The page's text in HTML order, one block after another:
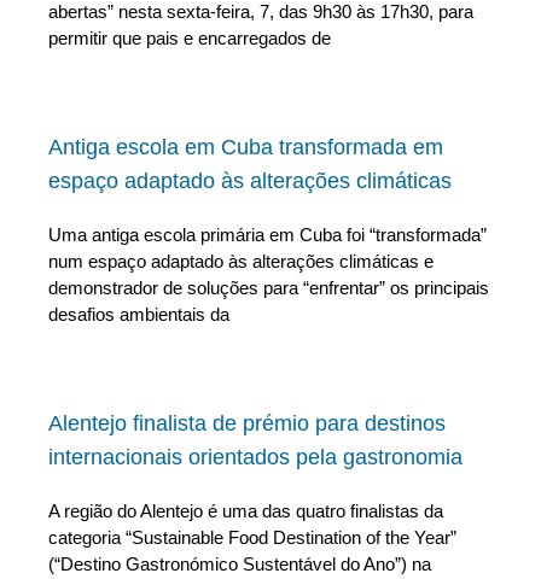
abertas” nesta sexta-feira, 7, das 9h30 às 17h30, para
permitir que pais e encarregados de
Antiga escola em Cuba transformada em
espaço adaptado às alterações climáticas
Uma antiga escola primária em Cuba foi “transformada”
num espaço adaptado às alterações climáticas e
demonstrador de soluções para “enfrentar” os principais
desafios ambientais da
Alentejo finalista de prémio para destinos
internacionais orientados pela gastronomia
A região do Alentejo é uma das quatro finalistas da
categoria “Sustainable Food Destination of the Year”
(“Destino Gastronómico Sustentável do Ano”) na